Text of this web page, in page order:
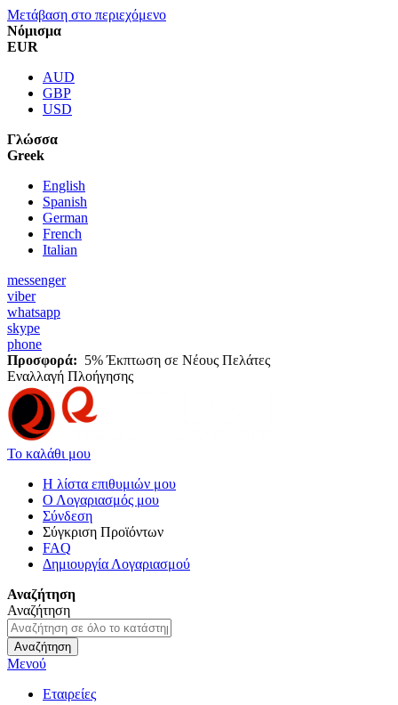
Μετάβαση στο περιεχόμενο
Νόμισμα
EUR
AUD
GBP
USD
Γλώσσα
Greek
English
Spanish
German
French
Italian
messenger
viber
whatsapp
skype
phone
Προσφορά: 5% Έκπτωση σε Νέους Πελάτες
Εναλλαγή Πλοήγησης
Το καλάθι μου
Η λίστα επιθυμιών μου
Ο Λογαριασμός μου
Σύνδεση
Σύγκριση Προϊόντων
FAQ
Δημιουργία Λογαριασμού
Αναζήτηση
Αναζήτηση
Αναζήτηση
Μενού
Εταιρείες